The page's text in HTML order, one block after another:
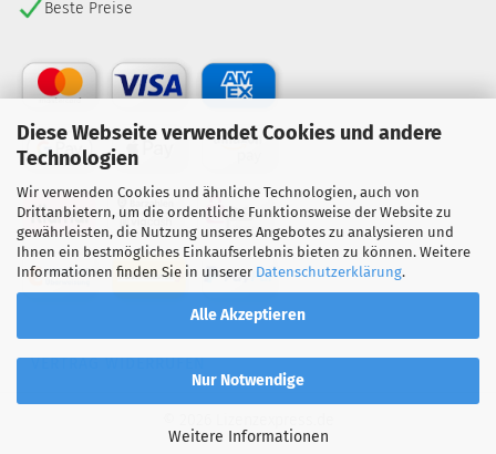
Diese Webseite verwendet Cookies und andere
Technologien
Wir verwenden Cookies und ähnliche Technologien, auch von
Drittanbietern, um die ordentliche Funktionsweise der Website zu
gewährleisten, die Nutzung unseres Angebotes zu analysieren und
Ihnen ein bestmögliches Einkaufserlebnis bieten zu können. Weitere
Informationen finden Sie in unserer Datenschutzerklärung.
Alle Akzeptieren
Nur Notwendige
Weitere Informationen
Beste Preise
VERTRAG WIDERRUFEN